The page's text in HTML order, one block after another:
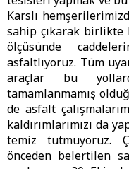
Karslı
sahip çıkarak birlikte
ölçüsünde
asfaltlıyoruz. Tüm
araçlar bu
tamamlanmamış
de asfalt
kaldırımlarımızı da
temiz tutmuyoruz.
önceden belertilen